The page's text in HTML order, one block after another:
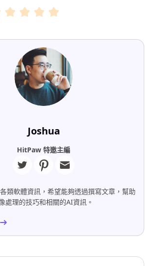
Joshua
HitPaw 特邀主編
類軟體資訊，希望能夠透過撰寫文章，幫助
處理的技巧和相關的AI資訊。